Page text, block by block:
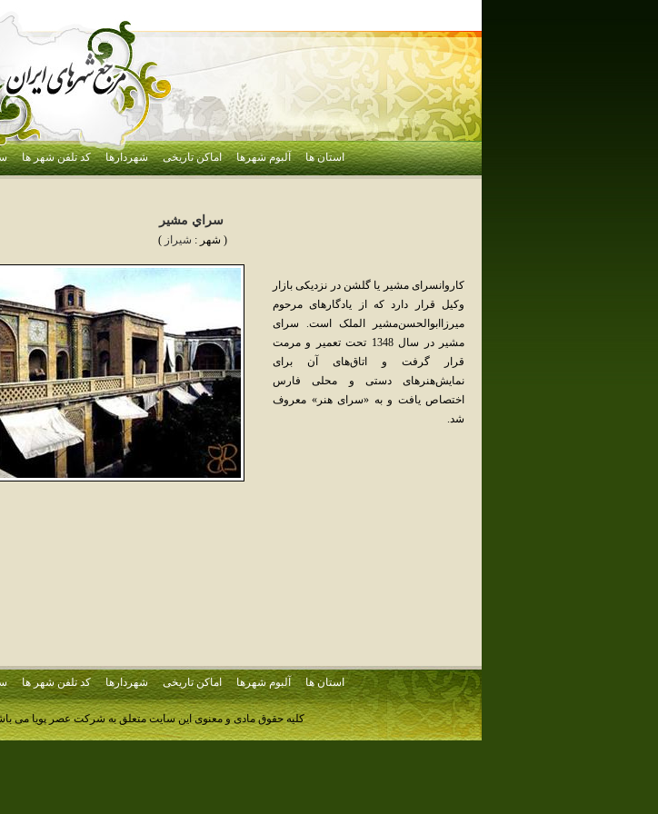
استان ها آلبوم شهرها اماکن تاریخی شهردارها کد تلفن شهر ها
سراي مشير
( شهر : شيراز )
کاروانسرای‌ مشیر یا گلشن‌ در نزدیکی‌ بازار
وکیل‌ قرار دارد که‌ از یادگارهای‌ مرحوم‌
میرزاابوالحسن‌مشیر الملک‌ است‌. سرای‌
مشیر در سال‌ 1348 تحت‌ تعمیر و مرمت‌
قرار گرفت‌ و اتاق‌های‌ آن‌ برای‌
نمایش‌هنرهای‌ دستی‌ و محلی‌ فارس‌
اختصاص‌ یافت‌ و به‌ «سرای‌ هنر» معروف‌
شد.
استان ها آلبوم شهرها اماکن تاریخی شهردارها کد تلفن شهر ها
کلیه حقوق مادی و معنوی این سایت متعلق به شرکت عصر پویا می